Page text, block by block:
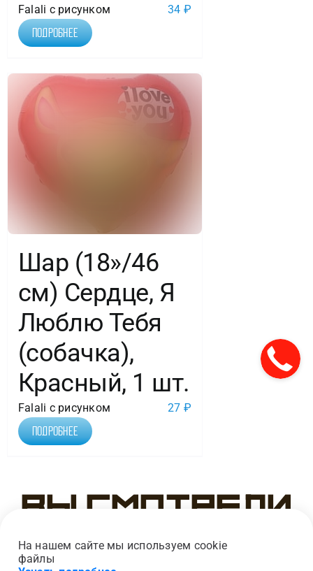
Falali с рисунком 34 ₽
Подробнее
Шар (18»/46
см) Сердце, Я
Люблю Тебя
(собачка),
Красный, 1 шт.
Falali с рисунком 27 ₽
Подробнее
Вы смотрели
На нашем сайте мы используем cookie
файлы